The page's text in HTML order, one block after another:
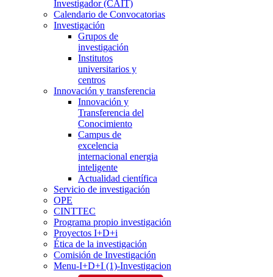
Investigador (CAIT)
Calendario de Convocatorias
Investigación
Grupos de
investigación
Institutos
universitarios y
centros
Innovación y transferencia
Innovación y
Transferencia del
Conocimiento
Campus de
excelencia
internacional energia
inteligente
Actualidad científica
Servicio de investigación
OPE
CINTTEC
Programa propio investigación
Proyectos I+D+i
Ética de la investigación
Comisión de Investigación
Menu-I+D+I (1)-Investigacion